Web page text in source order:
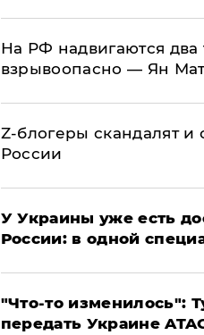
На РФ надвигаются
взрывоопасно — Ян
Z-блогеры скандалят и
России
У Украины уже есть
России: в одной
​"Что-то изменилось":
передать Украине